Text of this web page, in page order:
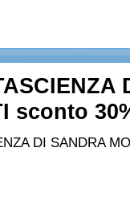
sconto
DI SANDRA